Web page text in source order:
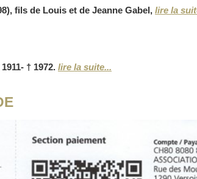
fils de Louis et de Jeanne Gabel, lire la
† 1972. lire la suite...